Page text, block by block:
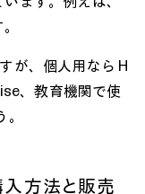
が、個人用なら H
、教育機関で使
方法と販売